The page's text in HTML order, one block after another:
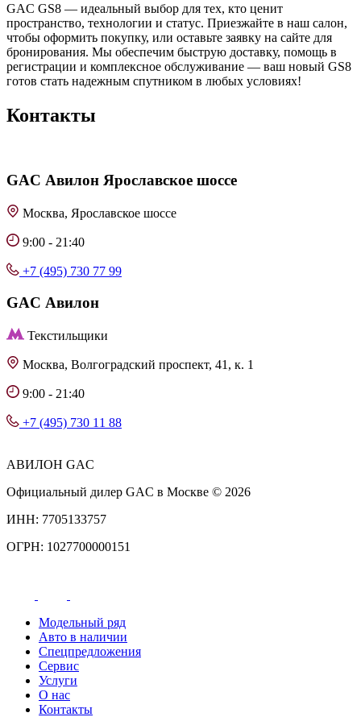
GAC GS8 — идеальный выбор для тех, кто ценит
пространство, технологии и статус. Приезжайте в наш салон,
чтобы оформить покупку, или оставьте заявку на сайте для
бронирования. Мы обеспечим быструю доставку, помощь в
регистрации и комплексное обслуживание — ваш новый GS8
готов стать надежным спутником в любых условиях!
Контакты
GAC Авилон Ярославское шоссе
Москва, Ярославское шоссе
9:00 - 21:40
+7 (495) 730 77 99
GAC Авилон
Текстильщики
Москва, Волгоградский проспект, 41, к. 1
9:00 - 21:40
+7 (495) 730 11 88
АВИЛОН GAC
Официальный дилер GAC в Москве © 2026
ИНН: 7705133757
ОГРН: 1027700000151
Модельный ряд
Авто в наличии
Спецпредложения
Сервис
Услуги
О нас
Контакты